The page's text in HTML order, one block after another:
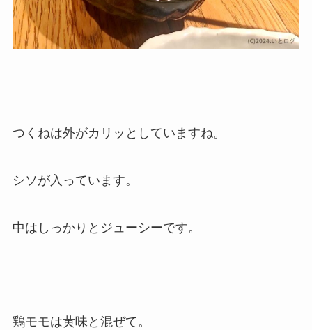
つくねは外がカリッとしていますね。
シソが入っています。
中はしっかりとジューシーです。
鶏モモは黄味と混ぜて。